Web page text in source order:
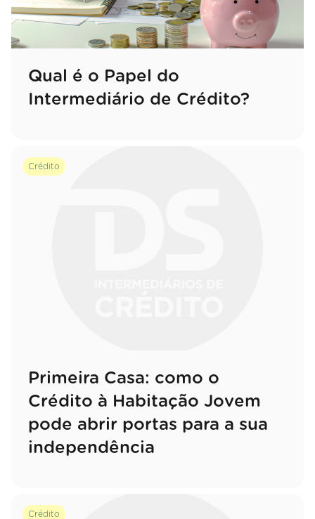
Qual é o Papel do
Intermediário de Crédito?
Crédito
Primeira Casa: como o
Crédito à Habitação Jovem
pode abrir portas para a sua
independência
Crédito